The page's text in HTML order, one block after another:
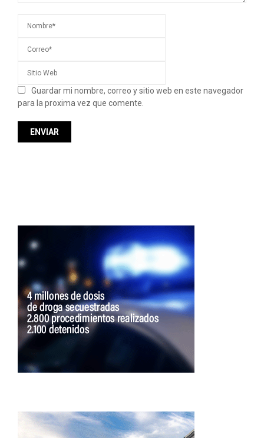
Guardar mi nombre, correo y sitio web en este navegador
para la proxima vez que comente.